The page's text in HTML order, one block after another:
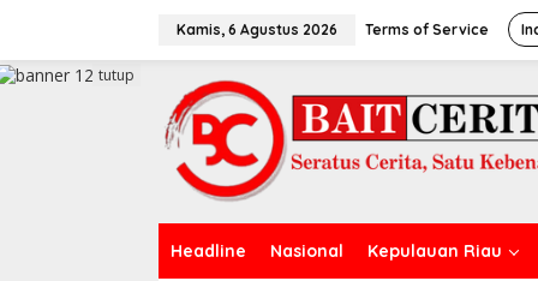
a
Kamis, 6 Agustus 2026 Terms of Service
Headline Nasional Kepulauan Riau
tutup